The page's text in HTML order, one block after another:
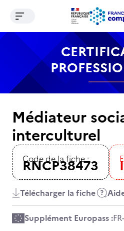
Contenu Recherche
Ouvrir le menu de
Médiateur
interculturel
Code de la fiche :
RNCP38473
Télécharger la fiche
Supplément Europass :FR-